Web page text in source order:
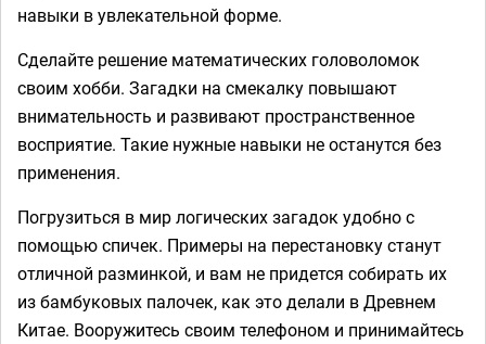
навыки в увлекательной форме.
Сделайте решение математических головоломок
своим хобби. Загадки на смекалку повышают
внимательность и развивают пространственное
восприятие. Такие нужные навыки не останутся без
применения.
Погрузиться в мир логических загадок удобно с
помощью спичек. Примеры на перестановку станут
отличной разминкой, и вам не придется собирать их
из бамбуковых палочек, как это делали в Древнем
Китае. Вооружитесь своим телефоном и принимайтесь